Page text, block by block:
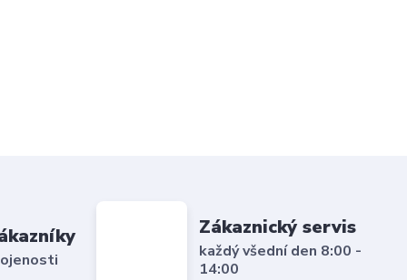
Zákaznický servis
každý všední den 8:00 -
14:00